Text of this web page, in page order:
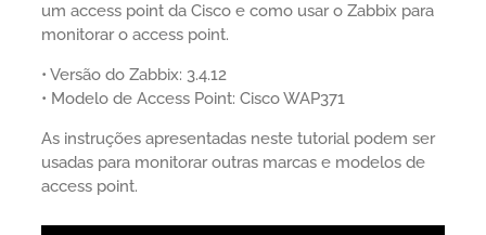
um access point da Cisco e como usar o Zabbix para
monitorar o access point.
• Versão do Zabbix: 3.4.12
• Modelo de Access Point: Cisco WAP371
As instruções apresentadas neste tutorial podem ser
usadas para monitorar outras marcas e modelos de
access point.